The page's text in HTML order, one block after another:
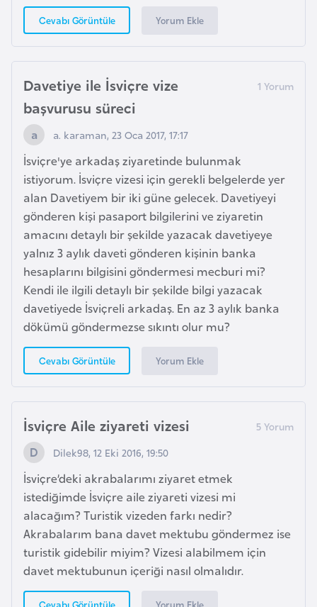
Cevabı Görüntüle Yorum Ekle
Davetiye ile İsviçre vize
başvurusu süreci
a. karaman, 23 Oca 2017, 17:17
İsviçre'ye arkadaş ziyaretinde bulunmak
istiyorum. İsviçre vizesi için gerekli belgelerde yer
alan Davetiyem bir iki güne gelecek. Davetiyeyi
gönderen kişi pasaport bilgilerini ve ziyaretin
amacını detaylı bir şekilde yazacak davetiyeye
yalnız 3 aylık daveti gönderen kişinin banka
hesaplarını bilgisini göndermesi mecburi mi?
Kendi ile ilgili detaylı bir şekilde bilgi yazacak
davetiyede İsviçreli arkadaş. En az 3 aylık banka
dökümü göndermezse sıkıntı olur mu?
Cevabı Görüntüle Yorum Ekle
İsviçre Aile ziyareti vizesi
Dilek98, 12 Eki 2016, 19:50
İsviçre’deki akrabalarımı ziyaret etmek
istediğimde İsviçre aile ziyareti vizesi mi
alacağım? Turistik vizeden farkı nedir?
Akrabalarım bana davet mektubu göndermez ise
turistik gidebilir miyim? Vizesi alabilmem için
davet mektubunun içeriği nasıl olmalıdır.
Cevabı Görüntüle Yorum Ekle
a
n
ı
r
v
a
t
i
s
t
a
n
H
o
l
l
a
n
d
a
n
g
i
l
t
e
r